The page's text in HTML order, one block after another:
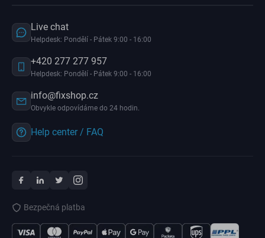
Live chat
Helpdesk: Pondělí - Pátek 9:00 - 16:00
+420 277 277 957
Helpdesk: Pondělí - Pátek 9:00 - 16:00
info@fixshop.cz
Obvykle odpovídáme do 24 hodin.
Help center / FAQ
Bezpečná platba